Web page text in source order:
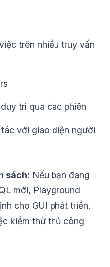
trên nhiều truy vấn
trì qua các phiên
với giao diện người
sách: Nếu bạn đang
mới, Playground
cho GUI phát triển.
kiểm thử thủ công